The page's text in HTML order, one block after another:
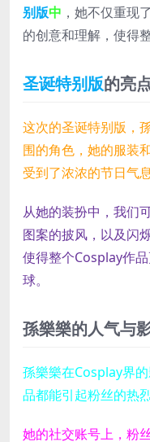
别版中 ，她不仅重现
的创意和理解，使得
圣诞特别版的亮
这次的圣诞特别版，
围的角色，她的服装
受到了浓浓的节日气息
从她的装扮中，我们
图案的披风，以及闪
使得整个Cosplay作
球。
孫樂樂的人气与
孫樂樂在Cosplay界
品都能引起粉丝的热
她的社交账号上，粉